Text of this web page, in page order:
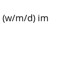
(w/m/d) im